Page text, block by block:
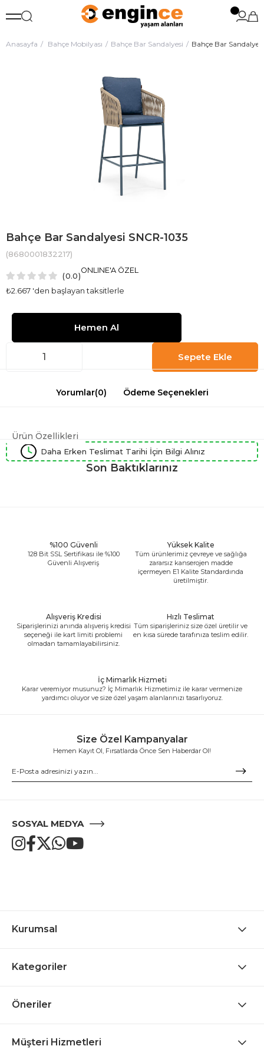
Anasayfa Bahçe Mobilyası Bahçe Bar Sandalyesi Bahçe Bar
Bahçe Bar Sandalyesi SNCR-1035
(8680001832217)
0.0
₺2.667 'den başlayan taksitlerle
ONLINE'A ÖZEL
Yorumlar(0) Ödeme Seçenekleri
Ürün Özellikleri
Daha Erken Teslimat Tarihi İçin Bilgi Alınız
Son Baktıklarınız
%100 Güvenli
128 Bit SSL Sertifikası ile %100
Güvenli Alışveriş
Yüksek Kalite
Tüm ürünlerimiz çevreye ve sağlığa
zararsız kanserojen madde
içermeyen E1 Kalite Standardında
üretilmiştir.
Alışveriş Kredisi
Siparişlerinizi anında alışveriş kredisi
seçeneği ile kart limiti problemi
olmadan tamamlayabilirsiniz.
Hızlı Teslimat
Tüm siparişleriniz size özel üretilir ve
en kısa sürede tarafınıza teslim edilir.
İç Mimarlık Hizmeti
Karar veremiyor musunuz? İç Mimarlık Hizmetimiz ile karar vermenize
yardımcı oluyor ve size özel yaşam alanlarınızı tasarlıyoruz.
Size Özel Kampanyalar
Hemen Kayıt Ol, Fırsatlarda Önce Sen Haberdar Ol!
SOSYAL MEDYA
Kurumsal
Kategoriler
Öneriler
Müşteri Hizmetleri